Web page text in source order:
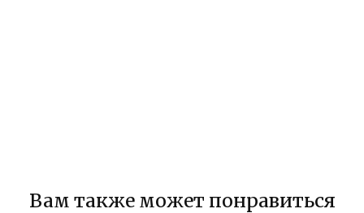
Вам также может понравиться